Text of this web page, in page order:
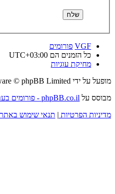
VGF פורומים
כל הזמנים הם UTC+03:00
מחיקת עוגיות
מופעל על ידי © phpBB Limited
מבוסס על phpBB.co.il - פורומים בעברית
מדיניות הפרטיות | תנאי שימוש באתר